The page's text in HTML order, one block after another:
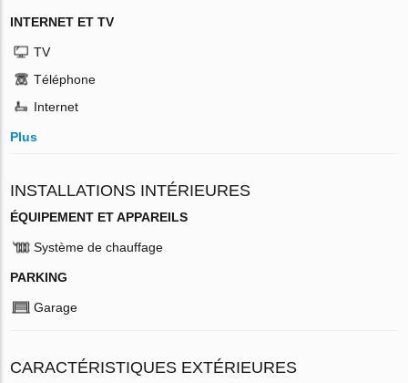
INTERNET ET TV
TV
Téléphone
Internet
Plus
INSTALLATIONS INTÉRIEURES
ÉQUIPEMENT ET APPAREILS
Système de chauffage
PARKING
Garage
CARACTÉRISTIQUES EXTÉRIEURES